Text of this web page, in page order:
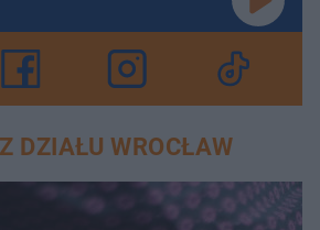
DZIAŁU WROCŁAW